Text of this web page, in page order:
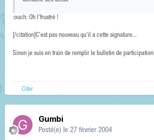
:ouch: Oh l'frustré !
[/citation]C'est pas nouveau qu'il a cette signature...
Sinon je suis en train de remplir le bulletin de participation
Citer
Gumbi
Posté(e) le 27 février 2004